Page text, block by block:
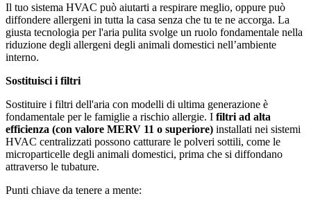
Il tuo sistema HVAC può aiutarti a respirare meglio, oppure può
diffondere allergeni in tutta la casa senza che tu te ne accorga. La
giusta tecnologia per l'aria pulita svolge un ruolo fondamentale nella
riduzione degli allergeni degli animali domestici nell’ambiente
interno.
Sostituisci i filtri
Sostituire i filtri dell'aria con modelli di ultima generazione è
fondamentale per le famiglie a rischio allergie. I filtri ad alta
efficienza (con valore MERV 11 o superiore) installati nei sistemi
HVAC centralizzati possono catturare le polveri sottili, come le
microparticelle degli animali domestici, prima che si diffondano
attraverso le tubature.
Punti chiave da tenere a mente: